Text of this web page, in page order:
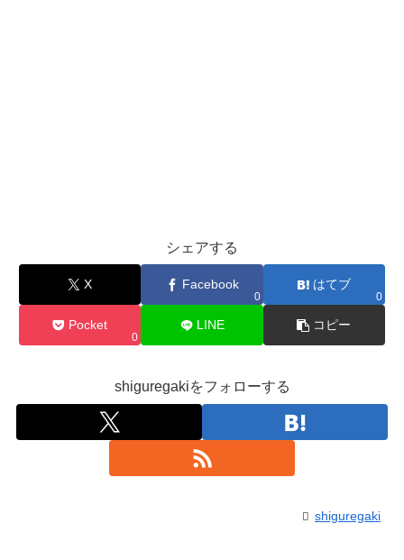
シェアする
X Facebook
0
はてブ
0
Pocket
0
LINE コピー
shiguregakiをフォローする
shiguregaki